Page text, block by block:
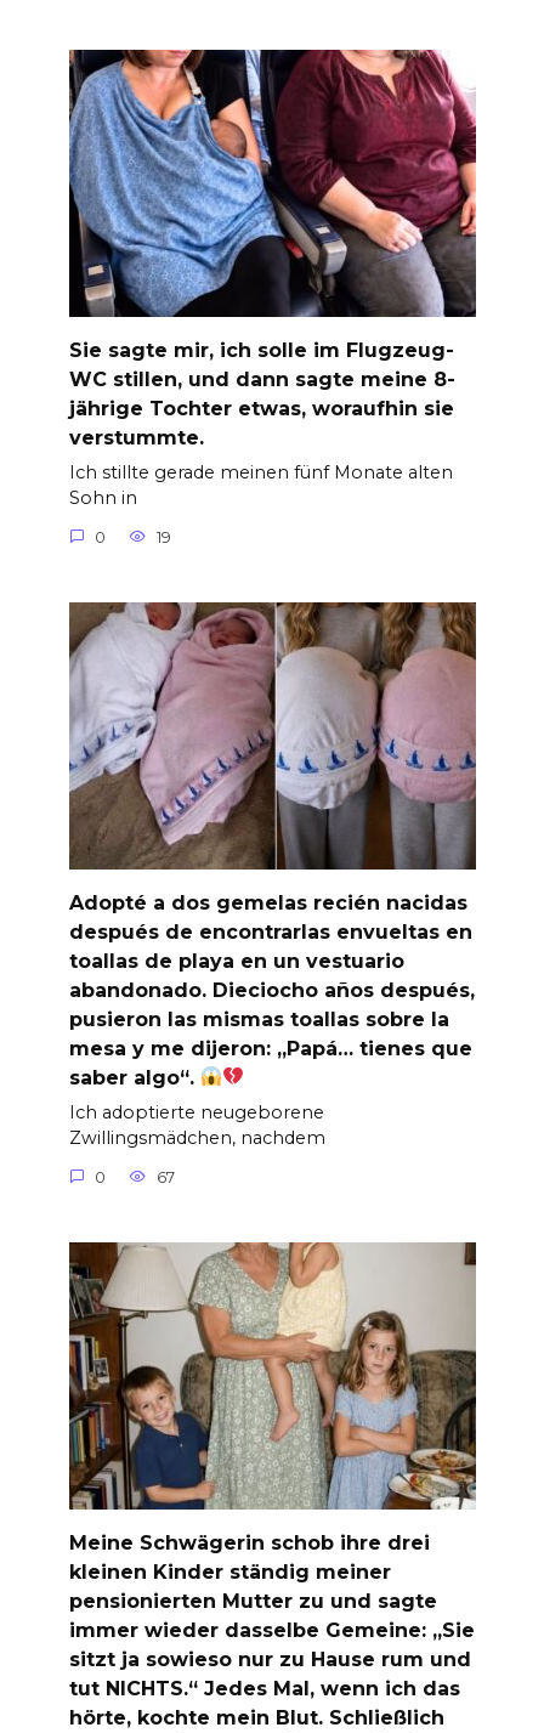
Sie sagte mir, ich solle im Flugzeug-
WC stillen, und dann sagte meine 8-
jährige Tochter etwas, woraufhin sie
verstummte.
Ich stillte gerade meinen fünf Monate alten
Sohn in
0 19
Adopté a dos gemelas recién nacidas
después de encontrarlas envueltas en
toallas de playa en un vestuario
abandonado. Dieciocho años después,
pusieron las mismas toallas sobre la
mesa y me dijeron: „Papá… tienes que
saber algo“.
Ich adoptierte neugeborene
Zwillingsmädchen, nachdem
0 67
Meine Schwägerin schob ihre drei
kleinen Kinder ständig meiner
pensionierten Mutter zu und sagte
immer wieder dasselbe Gemeine: „Sie
sitzt ja sowieso nur zu Hause rum und
tut NICHTS.“ Jedes Mal, wenn ich das
hörte, kochte mein Blut. Schließlich